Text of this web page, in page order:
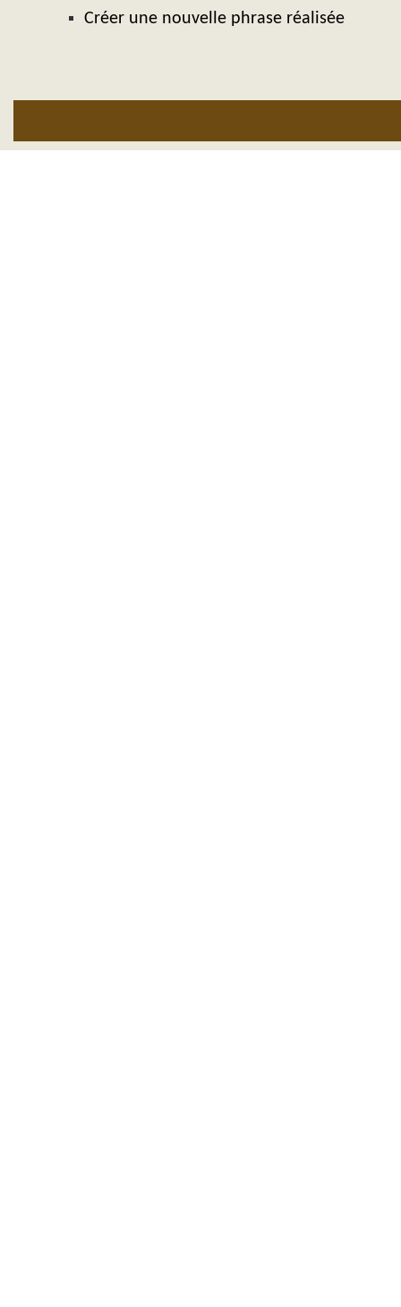
Créer une nouvelle phrase réalisée